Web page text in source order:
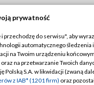
TVP
TVP
Regulamin TVP
Polityka prywatności
prywatność
przechodzę do serwisu", aby
automatycznego śledzenia
na Twoim urządzeniu
na przetwarzanie Twoich
Polską S.A. w likwidacji (zwaną
z IAB* (1201 firm) oraz